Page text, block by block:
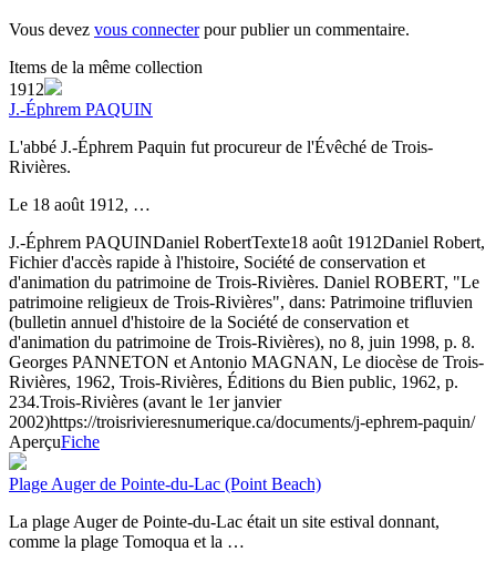
Vous devez vous connecterpour publier un commentaire.
Items de la même collection
1912
J.-Éphrem PAQUIN
L'abbé J.-Éphrem Paquin fut procureur de l'Évêché de Trois-
Rivières.
Le 18 août 1912, …
J.-Éphrem PAQUINDaniel RobertTexte18 août 1912Daniel Robert,
Fichier d'accès rapide à l'histoire, Société de conservation et
d'animation du patrimoine de Trois-Rivières. Daniel ROBERT, "Le
patrimoine religieux de Trois-Rivières", dans: Patrimoine trifluvien
(bulletin annuel d'histoire de la Société de conservation et
d'animation du patrimoine de Trois-Rivières), no 8, juin 1998, p. 8.
Georges PANNETON et Antonio MAGNAN, Le diocèse de Trois-
Rivières, 1962, Trois-Rivières, Éditions du Bien public, 1962, p.
234.Trois-Rivières (avant le 1er janvier
2002)https://troisrivieresnumerique.ca/documents/j-ephrem-paquin/
AperçuFiche
Plage Auger de Pointe-du-Lac (Point Beach)
La plage Auger de Pointe-du-Lac était un site estival donnant,
comme la plage Tomoqua et la …